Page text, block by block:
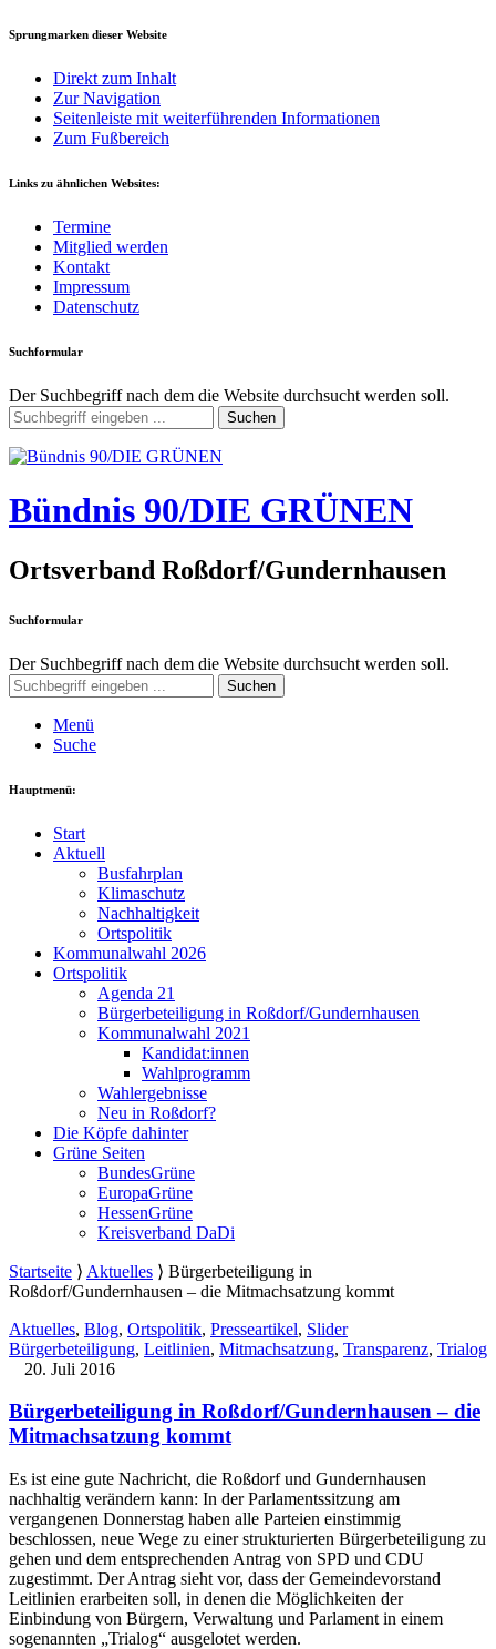
Sprungmarken dieser Website
Direkt zum Inhalt
Zur Navigation
Seitenleiste mit weiterführenden Informationen
Zum Fußbereich
Links zu ähnlichen Websites:
Termine
Mitglied werden
Kontakt
Impressum
Datenschutz
Suchformular
Der Suchbegriff nach dem die Website durchsucht werden soll.
Suchen
Bündnis 90/DIE GRÜNEN
Ortsverband Roßdorf/Gundernhausen
Suchformular
Der Suchbegriff nach dem die Website durchsucht werden soll.
Suchen
Menü
Suche
Hauptmenü:
Start
Aktuell
Busfahrplan
Klimaschutz
Nachhaltigkeit
Ortspolitik
Kommunalwahl 2026
Ortspolitik
Agenda 21
Bürgerbeteiligung in Roßdorf/Gundernhausen
Kommunalwahl 2021
Kandidat:innen
Wahlprogramm
Wahlergebnisse
Neu in Roßdorf?
Die Köpfe dahinter
Grüne Seiten
BundesGrüne
EuropaGrüne
HessenGrüne
Kreisverband DaDi
Startseite ⟩ Aktuelles ⟩ Bürgerbeteiligung in
Roßdorf/Gundernhausen – die Mitmachsatzung kommt
Aktuelles, Blog, Ortspolitik, Presseartikel, Slider
Bürgerbeteiligung, Leitlinien, Mitmachsatzung, Transparenz, Trialog
20. Juli 2016
Bürgerbeteiligung in Roßdorf/Gundernhausen – die
Mitmachsatzung kommt
Es ist eine gute Nachricht, die Roßdorf und Gundernhausen
nachhaltig verändern kann: In der Parlamentssitzung am
vergangenen Donnerstag haben alle Parteien einstimmig
beschlossen, neue Wege zu einer strukturierten Bürgerbeteiligung zu
gehen und dem entsprechenden Antrag von SPD und CDU
zugestimmt. Der Antrag sieht vor, dass der Gemeindevorstand
Leitlinien erarbeiten soll, in denen die Möglichkeiten der
Einbindung von Bürgern, Verwaltung und Parlament in einem
sogenannten „Trialog“ ausgelotet werden.